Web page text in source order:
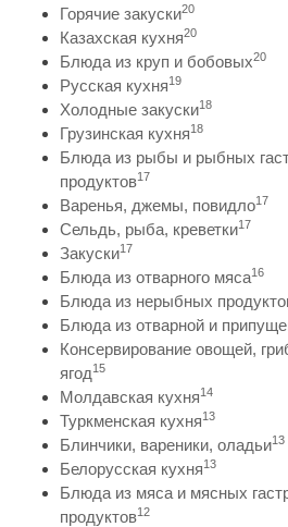
Горячие закуски20
Казахская кухня20
Блюда из круп и бобовых20
Русская кухня19
Холодные закуски18
Грузинская кухня18
Блюда из рыбы и рыбных
продуктов17
Варенья, джемы, повидло17
Сельдь, рыба, креветки17
Закуски17
Блюда из отварного мяса16
Блюда из нерыбных
Блюда из отварной и
Консервирование овощей,
ягод15
Молдавская кухня14
Туркменская кухня13
Блинчики, вареники, оладьи13
Белорусская кухня13
Блюда из мяса и мясных
продуктов12